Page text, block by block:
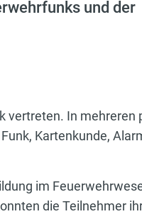
und der
vertreten. In mehreren
Kartenkunde,
im
die Teilnehmer